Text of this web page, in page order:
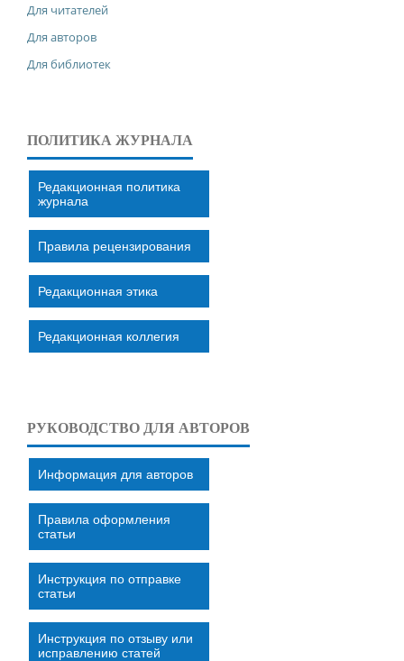
Для читателей
Для авторов
Для библиотек
ПОЛИТИКА ЖУРНАЛА
Редакционная политика
журнала
Правила рецензирования
Редакционная этика
Редакционная коллегия
РУКОВОДСТВО ДЛЯ АВТОРОВ
Информация для авторов
Правила оформления
статьи
Инструкция по отправке
статьи
Инструкция по отзыву или
исправлению статей